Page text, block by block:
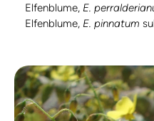
Elfenblume, E.
Elfenblume, E. pinnatum